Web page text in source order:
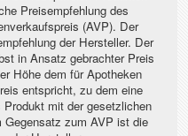
Preisempfehlung des
(AVP). Der
der Hersteller. Der
in Ansatz gebrachter Preis
Höhe dem für Apotheken
entspricht, zu dem eine
mit der gesetzlichen
Gegensatz zum AVP ist die